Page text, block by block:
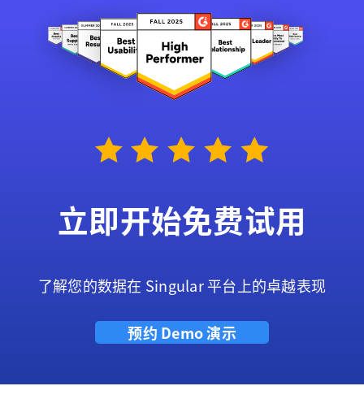
立即开始免费试用
了解您的数据在 Singular 平台上的卓越表现
预约 Demo 演示